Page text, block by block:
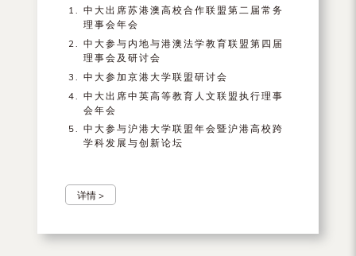
中大出席苏港澳高校合作联盟第二届常务
理事会年会
中大参与内地与港澳法学教育联盟第四届
理事会及研讨会
中大参加京港大学联盟研讨会
中大出席中英高等教育人文联盟执行理事
会年会
中大参与沪港大学联盟年会暨沪港高校跨
学科发展与创新论坛
详情 >